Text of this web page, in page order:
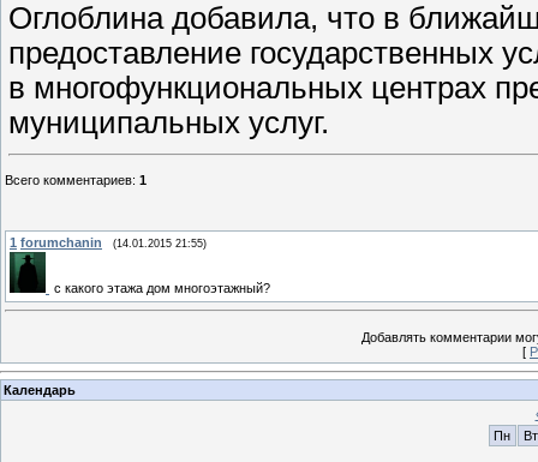
Оглоблина добавила, что в
предоставление государственных
в многофункциональных центрах
муниципальных услуг.
Всего комментариев: 1
1 forumchanin (14.01.2015 21:55)
с какого этажа дом многоэтажный?
Добавлять комментарии
[
Календарь
Пн
Вт